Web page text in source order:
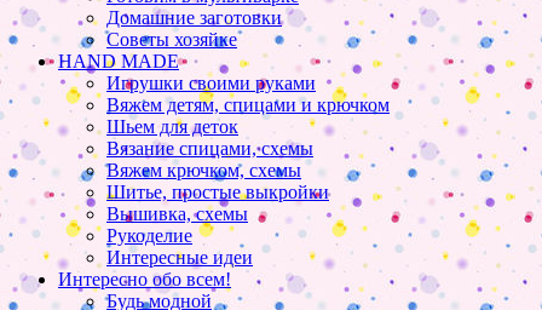
Домашние заготовки
Советы хозяйке
HAND MADE
Игрушки своими руками
Вяжем детям, спицами и крючком
Шьем для деток
Вязание спицами, схемы
Вяжем крючком, схемы
Шитье, простые выкройки
Вышивка, схемы
Рукоделие
Интересные идеи
Интересно обо всем!
Будь модной